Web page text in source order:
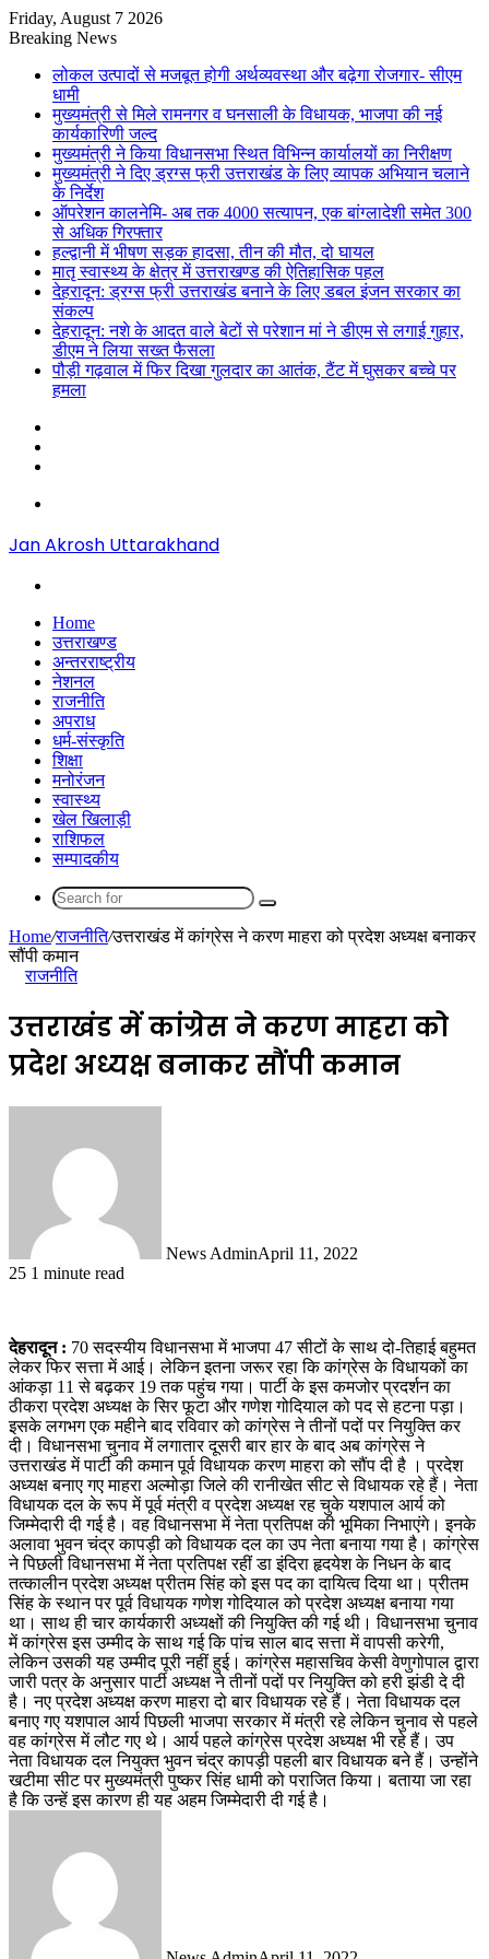
Friday, August 7 2026
Breaking News
लोकल उत्पादों से मजबूत होगी अर्थव्यवस्था और बढ़ेगा रोजगार- सीएम
धामी
मुख्यमंत्री से मिले रामनगर व घनसाली के विधायक, भाजपा की नई
कार्यकारिणी जल्द
मुख्यमंत्री ने किया विधानसभा स्थित विभिन्न कार्यालयों का निरीक्षण
मुख्यमंत्री ने दिए ड्रग्स फ्री उत्तराखंड के लिए व्यापक अभियान चलाने
के निर्देश
ऑपरेशन कालनेमि- अब तक 4000 सत्यापन, एक बांग्लादेशी समेत 300
से अधिक गिरफ्तार
हल्द्वानी में भीषण सड़क हादसा, तीन की मौत, दो घायल
मातृ स्वास्थ्य के क्षेत्र में उत्तराखण्ड की ऐतिहासिक पहल
देहरादून: ड्रग्स फ्री उत्तराखंड बनाने के लिए डबल इंजन सरकार का
संकल्प
देहरादून: नशे के आदत वाले बेटों से परेशान मां ने डीएम से लगाई गुहार,
डीएम ने लिया सख्त फैसला
पौड़ी गढ़वाल में फिर दिखा गुलदार का आतंक, टैंट में घुसकर बच्चे पर
हमला
Jan Akrosh Uttarakhand
Home
उत्तराखण्ड
अन्तरराष्ट्रीय
नेशनल
राजनीति
अपराध
धर्म-संस्कृति
शिक्षा
मनोरंजन
स्वास्थ्य
खेल खिलाड़ी
राशिफल
सम्पादकीय
Search
Home/राजनीति/उत्तराखंड में कांग्रेस ने करण माहरा को प्रदेश अध्यक्ष बनाकर
सौंपी कमान
राजनीति
उत्तराखंड में कांग्रेस ने करण माहरा को
प्रदेश अध्यक्ष बनाकर सौंपी कमान
News AdminApril 11, 2022
25 1 minute read
देहरादून : 70 सदस्यीय विधानसभा में भाजपा 47 सीटों के साथ दो-तिहाई बहुमत
लेकर फिर सत्ता में आई। लेकिन इतना जरूर रहा कि कांग्रेस के विधायकों का
आंकड़ा 11 से बढ़कर 19 तक पहुंच गया। पार्टी के इस कमजोर प्रदर्शन का
ठीकरा प्रदेश अध्यक्ष के सिर फूटा और गणेश गोदियाल को पद से हटना पड़ा।
इसके लगभग एक महीने बाद रविवार को कांग्रेस ने तीनों पदों पर नियुक्ति कर
दी। विधानसभा चुनाव में लगातार दूसरी बार हार के बाद अब कांग्रेस ने
उत्तराखंड में पार्टी की कमान पूर्व विधायक करण माहरा को सौंप दी है । प्रदेश
अध्यक्ष बनाए गए माहरा अल्मोड़ा जिले की रानीखेत सीट से विधायक रहे हैं। नेता
विधायक दल के रूप में पूर्व मंत्री व प्रदेश अध्यक्ष रह चुके यशपाल आर्य को
जिम्मेदारी दी गई है। वह विधानसभा में नेता प्रतिपक्ष की भूमिका निभाएंगे। इनके
अलावा भुवन चंद्र कापड़ी को विधायक दल का उप नेता बनाया गया है। कांग्रेस
ने पिछली विधानसभा में नेता प्रतिपक्ष रहीं डा इंदिरा हृदयेश के निधन के बाद
तत्कालीन प्रदेश अध्यक्ष प्रीतम सिंह को इस पद का दायित्व दिया था। प्रीतम
सिंह के स्थान पर पूर्व विधायक गणेश गोदियाल को प्रदेश अध्यक्ष बनाया गया
था। साथ ही चार कार्यकारी अध्यक्षों की नियुक्ति की गई थी। विधानसभा चुनाव
में कांग्रेस इस उम्मीद के साथ गई कि पांच साल बाद सत्ता में वापसी करेगी,
लेकिन उसकी यह उम्मीद पूरी नहीं हुई। कांग्रेस महासचिव केसी वेणुगोपाल द्वारा
जारी पत्र के अनुसार पार्टी अध्यक्ष ने तीनों पदों पर नियुक्ति को हरी झंडी दे दी
है। नए प्रदेश अध्यक्ष करण माहरा दो बार विधायक रहे हैं। नेता विधायक दल
बनाए गए यशपाल आर्य पिछली भाजपा सरकार में मंत्री रहे लेकिन चुनाव से पहले
वह कांग्रेस में लौट गए थे। आर्य पहले कांग्रेस प्रदेश अध्यक्ष भी रहे हैं। उप
नेता विधायक दल नियुक्त भुवन चंद्र कापड़ी पहली बार विधायक बने हैं। उन्होंने
खटीमा सीट पर मुख्यमंत्री पुष्कर सिंह धामी को पराजित किया। बताया जा रहा
है कि उन्हें इस कारण ही यह अहम जिम्मेदारी दी गई है।